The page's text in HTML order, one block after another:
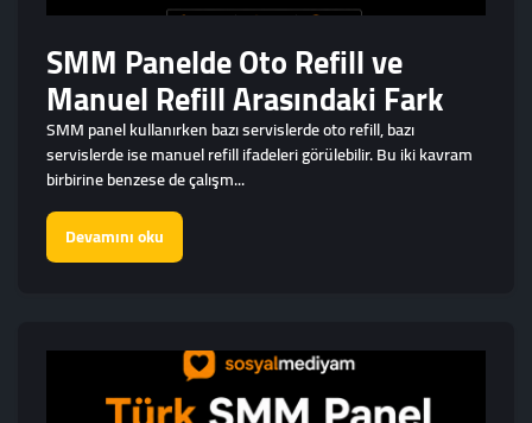
SMM Panelde Oto Refill ve
Manuel Refill Arasındaki Fark
SMM panel kullanırken bazı servislerde oto refill, bazı
servislerde ise manuel refill ifadeleri görülebilir. Bu iki kavram
birbirine benzese de çalışm...
Devamını oku